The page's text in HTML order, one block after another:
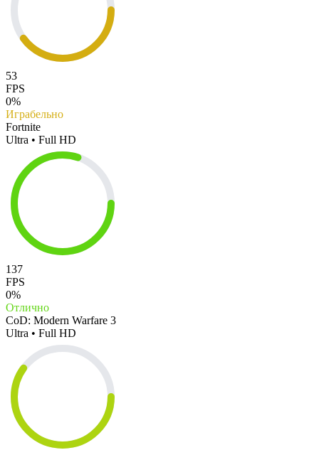
53
FPS
0%
Играбельно
Fortnite
Ultra • Full HD
137
FPS
0%
Отлично
CoD: Modern Warfare 3
Ultra • Full HD